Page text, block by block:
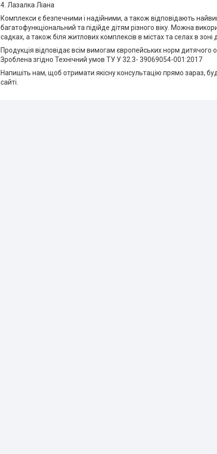
4. Лазалка Ліана
Комплекси є безпечними і надійними, а також відповідають
багатофункціональний та підійде дітям різного віку. Можна
садках, а також біля житлових комплексів в містах та селах в зоні
Продукція відповідає всім вимогам європейських норм дитячого
Зроблена згідно Технічний умов ТУ У 32.3- 39069054-001:2017
Напишіть нам, щоб отримати якісну консультацію прямо зараз,
сайті.